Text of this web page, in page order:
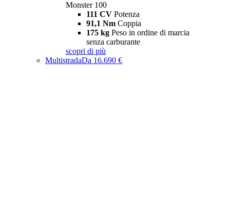
Monster 100
111 CV Potenza
91,1 Nm Coppia
175 kg Peso in ordine di marcia
senza carburante
scopri di più
MultistradaDa 16.690 €